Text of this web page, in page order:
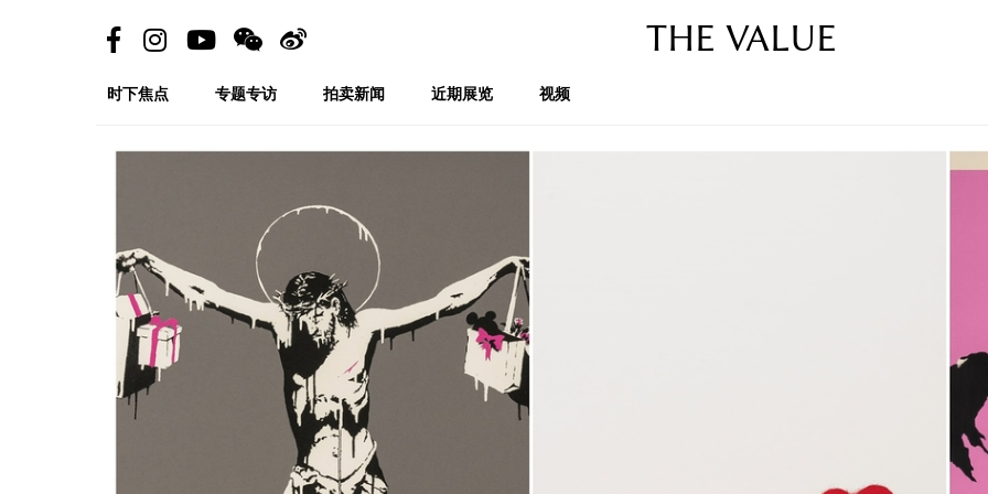
THE VALUE
时下焦点 专题专访 拍卖新闻 近期展览 视频